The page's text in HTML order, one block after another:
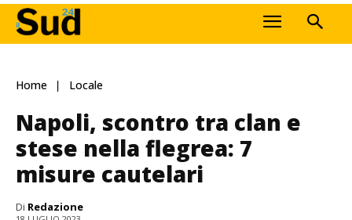
Home Locale
Napoli, scontro tra clan e
stese nella flegrea: 7
misure cautelari
Di Redazione